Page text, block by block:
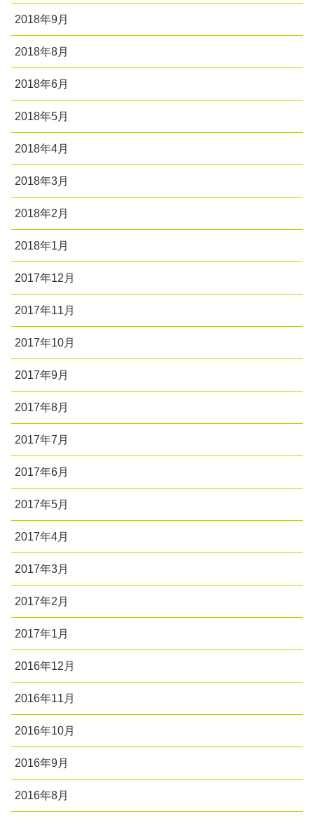
2018年9月
2018年8月
2018年6月
2018年5月
2018年4月
2018年3月
2018年2月
2018年1月
2017年12月
2017年11月
2017年10月
2017年9月
2017年8月
2017年7月
2017年6月
2017年5月
2017年4月
2017年3月
2017年2月
2017年1月
2016年12月
2016年11月
2016年10月
2016年9月
2016年8月